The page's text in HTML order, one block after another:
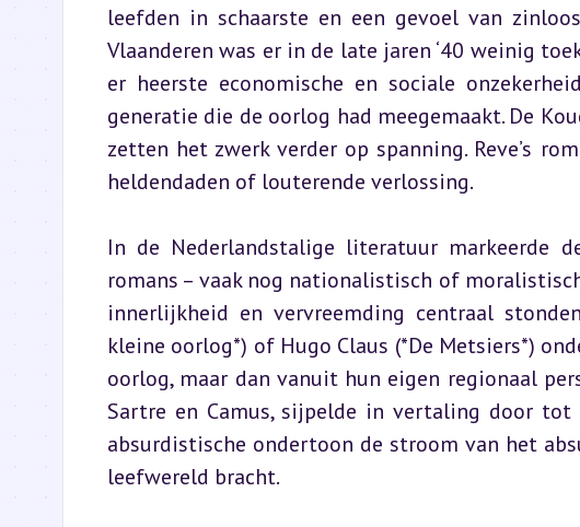
leefden in schaarste en een gevoel van
Vlaanderen was er in de late jaren ‘40 weinig
er heerste economische en sociale
generatie die de oorlog had meegemaakt. De
zetten het zwerk verder op spanning. Reve’s
heldendaden of louterende verlossing.
In de Nederlandstalige literatuur markeerde
romans – vaak nog nationalistisch of
innerlijkheid en vervreemding centraal
kleine oorlog*) of Hugo Claus (*De Metsiers*)
oorlog, maar dan vanuit hun eigen regionaal
Sartre en Camus, sijpelde in vertaling door
absurdistische ondertoon de stroom van het
leefwereld bracht.